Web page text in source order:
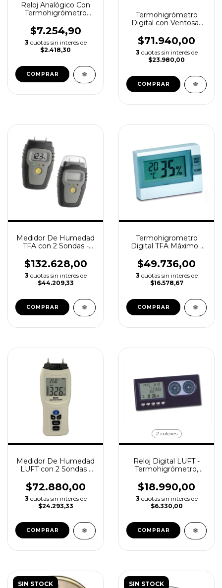
Reloj Analógico Con
Termohigrómetro
$7.254,90
3 cuotas sin interés de
$2.418,30
COMPRAR
Termohigrómetro
Digital con Ventosas
$71.940,00
3 cuotas sin interés de
$23.980,00
Medidor De Humedad
TFA con 2 Sondas -
Cartón y más
$132.628,00
3 cuotas sin interés de
$44.209,33
Termohigrometro
Digital TFA Máximo /
$49.736,00
3 cuotas sin interés de
$16.578,67
Medidor De Humedad
LUFT con 2 Sondas -
Cartón y más
$72.880,00
3 cuotas sin interés de
$24.293,33
2 colores
Reloj Digital LUFT -
Termohigrómetro,
$18.990,00
3 cuotas sin interés de
$6.330,00
COMPRAR
SIN STOCK SIN STOCK